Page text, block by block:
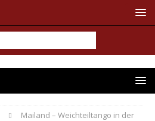
Mailand – Weichteiltango in der